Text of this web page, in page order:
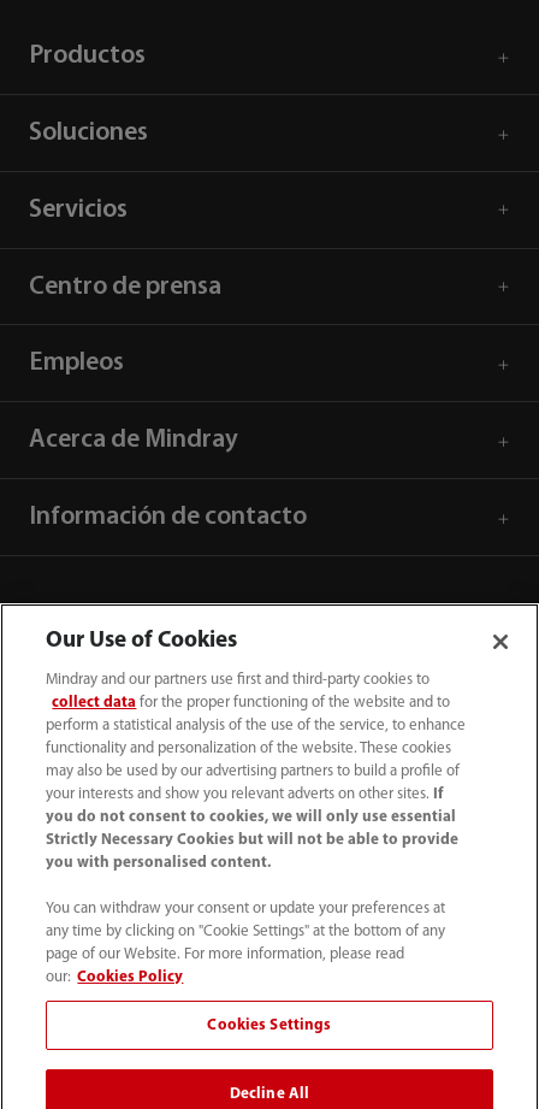
Productos
Soluciones
Servicios
Centro de prensa
Empleos
Acerca de Mindray
Información de contacto
52 55 5661 9450
Condiciones de uso｜ Mapa del sitio ｜ Aviso cookies
Aviso de privacidad
Contáctenos
Mindray Headquarters, Mindray Building, Keji 12th Road
South, High-tech Industrial Park, Nanshan, Shenzhen
Our Use of Cookies
Mindray and our partners use first and third-party cookies to
collect data for the proper functioning of the website and to
perform a statistical analysis of the use of the service, to enhance
functionality and personalization of the website. These cookies
may also be used by our advertising partners to build a profile of
your interests and show you relevant adverts on other sites.
If
you do not consent to cookies, we will only use essential
Strictly Necessary Cookies but will not be able to provide
you with personalised content.
You can withdraw your consent or update your preferences at
any time by clicking on "Cookie Settings" at the bottom of any
page of our Website. For more information, please read
our: Cookies Policy
Cookies Settings
Decline All